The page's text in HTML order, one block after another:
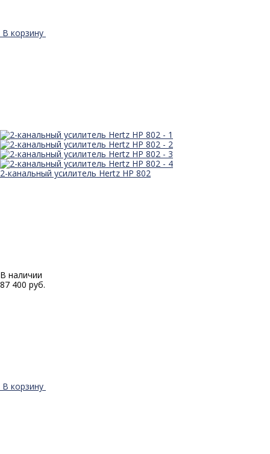
В корзину
2-канальный усилитель Hertz HP 802
В наличии
87 400 руб.
В корзину